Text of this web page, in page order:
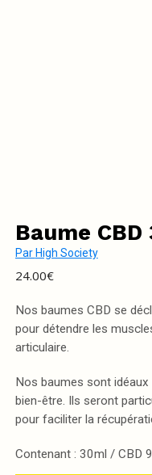
Baume
Par High Society
24.00€
Nos baumes CBD se
pour détendre les
articulaire.
Nos baumes sont
bien-être. Ils seront
pour faciliter la
Contenant : 30ml / CBD